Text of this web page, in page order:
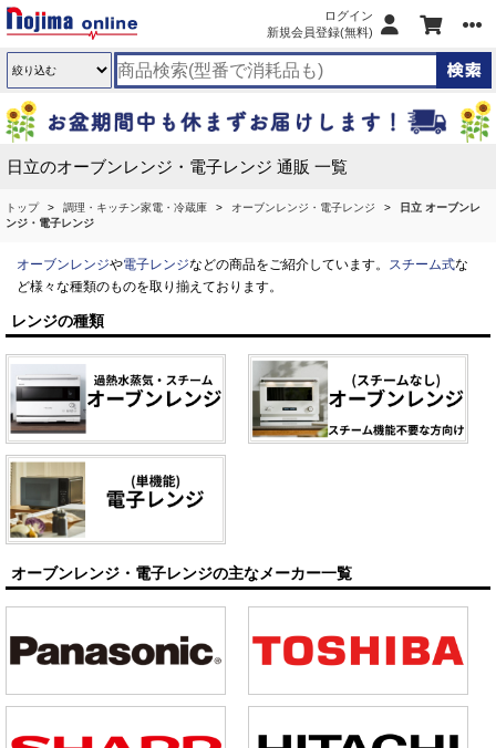
ログイン
新規会員登録(無料)
日立のオーブンレンジ・電子レンジ 通販 一覧
トップ 調理・キッチン家電・冷蔵庫 オーブンレンジ・電子レンジ
日立 オーブンレ
ンジ・電子レンジ
オーブンレンジや電子レンジなどの商品をご紹介しています。 スチーム式な
ど様々な種類のものを取り揃えております。
レンジの種類
オーブンレンジ・電子レンジの主なメーカー一覧